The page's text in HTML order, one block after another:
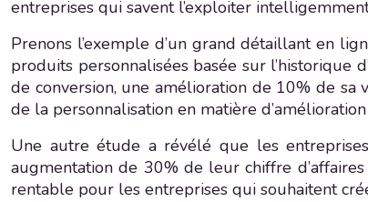
entreprises qui savent l’exploiter
Prenons l’exemple d’un grand détaillant en
produits personnalisées basée sur l’historique
de conversion, une amélioration de 10% de
de la personnalisation en matière
Une autre étude a révélé que les
augmentation de 30% de leur chiffre
rentable pour les entreprises qui souhaitent